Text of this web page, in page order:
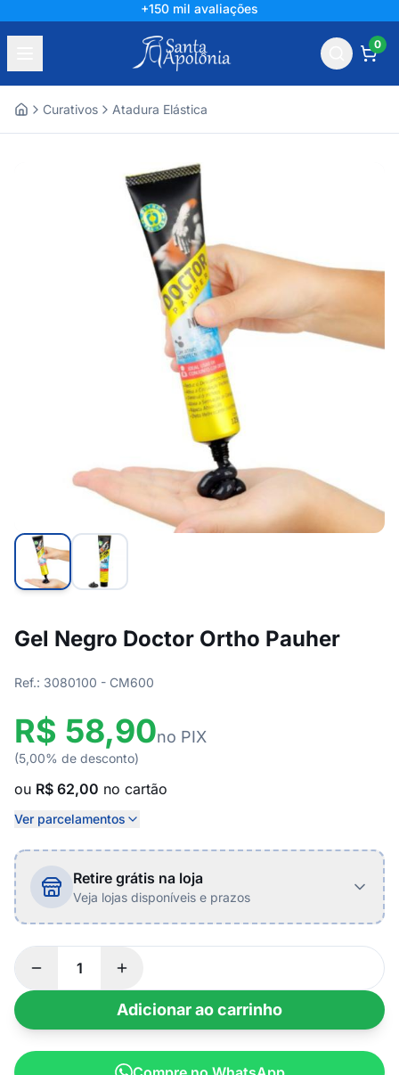
+150 mil avaliações
0
Curativos Atadura Elástica
Gel Negro Doctor Ortho Pauher
Ref.: 3080100 - CM600
R$ 58,90no PIX
(5,00% de desconto)
ou R$ 62,00 no cartão
Ver parcelamentos
Retire grátis na loja
Veja lojas disponíveis e prazos
Adicionar ao carrinho